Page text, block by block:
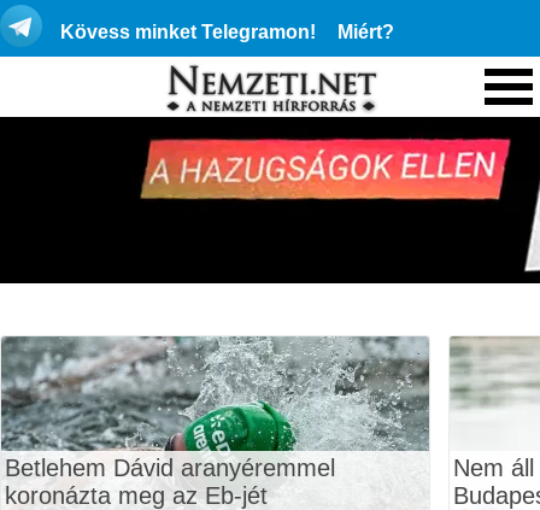
Kövess minket Telegramon! Miért?
Betlehem Dávid aranyéremmel
koronázta meg az Eb-jét
Nem